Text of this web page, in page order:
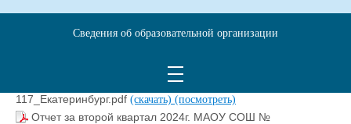
Отчет БП за первый квартал 2025 г. МАОУ СОШ №
117_Екатеринбург.pdf (скачать) (посмотреть)
Отчет за второй квартал 2024г. МАОУ СОШ №
Сведения об образовательной организации